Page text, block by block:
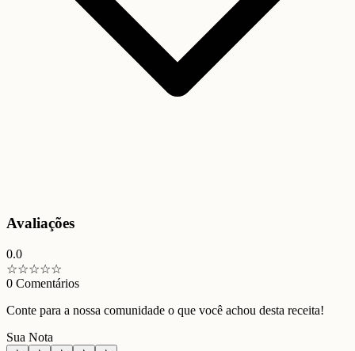
Avaliações
0.0
☆☆☆☆☆
0 Comentários
Conte para a nossa comunidade o que você achou desta receita!
Sua Nota